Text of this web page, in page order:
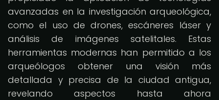
avanzadas en la investigación arqueológica,
como el uso de drones, escáneres láser y
análisis de imágenes satelitales. Estas
herramientas modernas han permitido a los
arqueólogos obtener una visión más
detallada y precisa de la ciudad antigua,
revelando aspectos hasta ahora